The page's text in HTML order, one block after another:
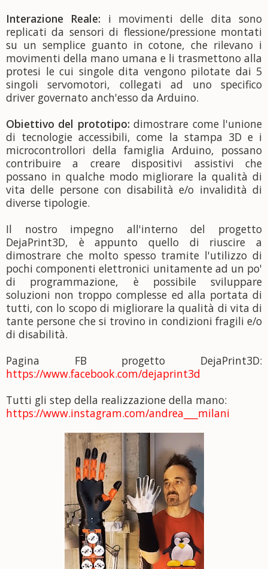
Interazione Reale: i movimenti delle dita sono
replicati da sensori di flessione/pressione montati
su un semplice guanto in cotone, che rilevano i
movimenti della mano umana e li trasmettono alla
protesi le cui singole dita vengono pilotate dai 5
singoli servomotori, collegati ad uno specifico
driver governato anch'esso da Arduino.
Obiettivo del prototipo: dimostrare come l'unione
di tecnologie accessibili, come la stampa 3D e i
microcontrollori della famiglia Arduino, possano
contribuire a creare dispositivi assistivi che
possano in qualche modo migliorare la qualità di
vita delle persone con disabilità e/o invalidità di
diverse tipologie.
Il nostro impegno all'interno del progetto
DejaPrint3D, è appunto quello di riuscire a
dimostrare che molto spesso tramite l'utilizzo di
pochi componenti elettronici unitamente ad un po'
di programmazione, è possibile sviluppare
soluzioni non troppo complesse ed alla portata di
tutti, con lo scopo di migliorare la qualità di vita di
tante persone che si trovino in condizioni fragili e/o
di disabilità.
Pagina FB progetto DejaPrint3D:
https://www.facebook.com/dejaprint3d
Tutti gli step della realizzazione della mano:
https://www.instagram.com/andrea___milani